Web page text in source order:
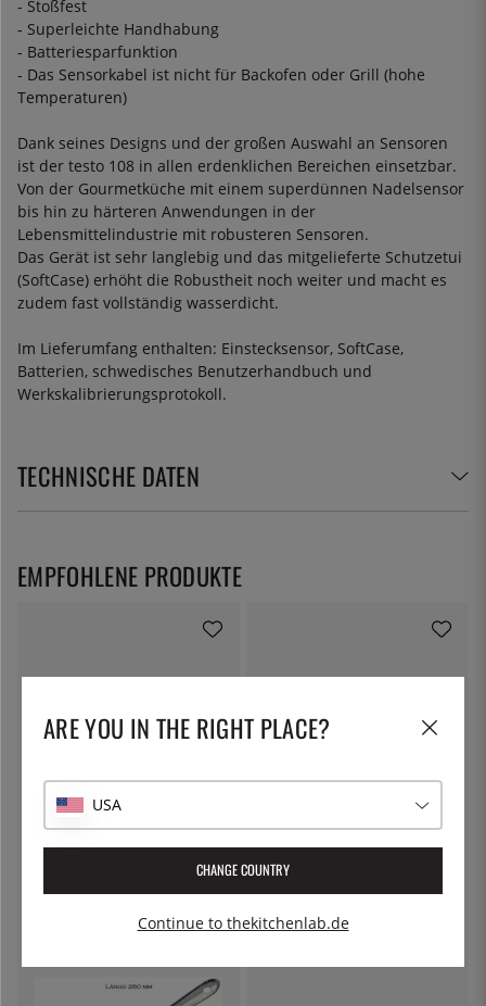
- Stoßfest
- Superleichte Handhabung
- Batteriesparfunktion
- Das Sensorkabel ist nicht für Backofen oder Grill (hohe
Temperaturen)
Dank seines Designs und der großen Auswahl an Sensoren
ist der testo 108 in allen erdenklichen Bereichen einsetzbar.
Von der Gourmetküche mit einem superdünnen Nadelsensor
bis hin zu härteren Anwendungen in der
Lebensmittelindustrie mit robusteren Sensoren.
Das Gerät ist sehr langlebig und das mitgelieferte Schutzetui
(SoftCase) erhöht die Robustheit noch weiter und macht es
zudem fast vollständig wasserdicht.
Im Lieferumfang enthalten: Einstecksensor, SoftCase,
Batterien, schwedisches Benutzerhandbuch und
Werkskalibrierungsprotokoll.
TECHNISCHE DATEN
Thermometer Testo 108 schnell
249 €
Thermometer - Eti ChefAlarm
87 €
EMPFOHLENE PRODUKTE
ARE YOU IN THE RIGHT PLACE?
USA
CHANGE COUNTRY
Continue to thekitchenlab.de